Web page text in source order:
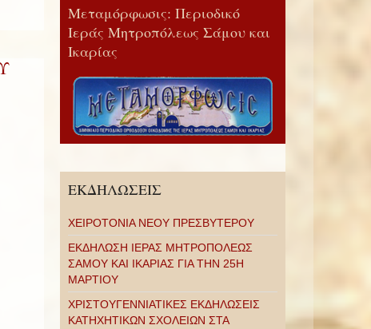
Μεταμόρφωσις: Περιοδικό
Ιεράς Μητροπόλεως Σάμου και
Ικαρίας
ΕΚΔΗΛΩΣΕΙΣ
ΧΕΙΡΟΤΟΝΙΑ ΝΕΟΥ ΠΡΕΣΒΥΤΕΡΟΥ
ΕΚΔΗΛΩΣΗ ΙΕΡΑΣ ΜΗΤΡΟΠΟΛΕΩΣ
ΣΑΜΟΥ ΚΑΙ ΙΚΑΡΙΑΣ ΓΙΑ ΤΗΝ 25Η
ΜΑΡΤΙΟΥ
ΧΡΙΣΤΟΥΓΕΝΝΙΑΤΙΚΕΣ ΕΚΔΗΛΩΣΕΙΣ
ΚΑΤΗΧΗΤΙΚΩΝ ΣΧΟΛΕΙΩΝ ΣΤΑ